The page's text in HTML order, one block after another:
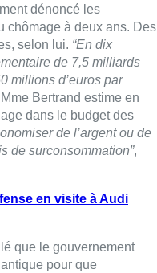
dénoncé les
chômage à deux ans. Des
selon lui. “En dix
de 7,5 milliards
millions d’euros par
Bertrand estime en
dans le budget des
de l’argent ou de
de surconsommation”,
en visite à Audi
que le gouvernement
pour que